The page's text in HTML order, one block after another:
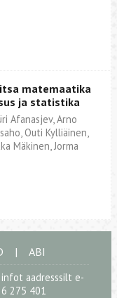
matemaatika
ja statistika
Afanasjev, Arno
Outi Kylliäinen,
Mäkinen, Jorma
| ABI
aadresssilt e-
275 401